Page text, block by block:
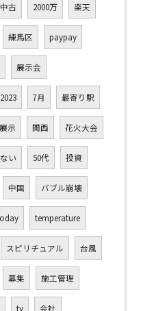
中古 2000万 楽天
練馬区 paypay
展示会
2023 7月 最寄り駅
展示 関西 花火大会
い 50代 投資
中国 バブル崩壊
temperature
スピリチュアル 台風
募集 施工管理
tv 会社